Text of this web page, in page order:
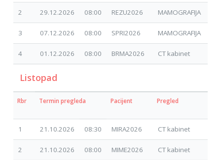
2 29.12.2026 08:00 REZU2026 MAMOGRAFIJA
3 07.12.2026 08:00 SPRI2026 MAMOGRAFIJA
4 01.12.2026 08:00 BRMA2026 CT kabinet
Listopad
Rbr Termin pregleda Pacijent Pregled
1 21.10.2026 08:30 MIRA2026 CT kabinet
2 21.10.2026 08:00 MIME2026 CT kabinet